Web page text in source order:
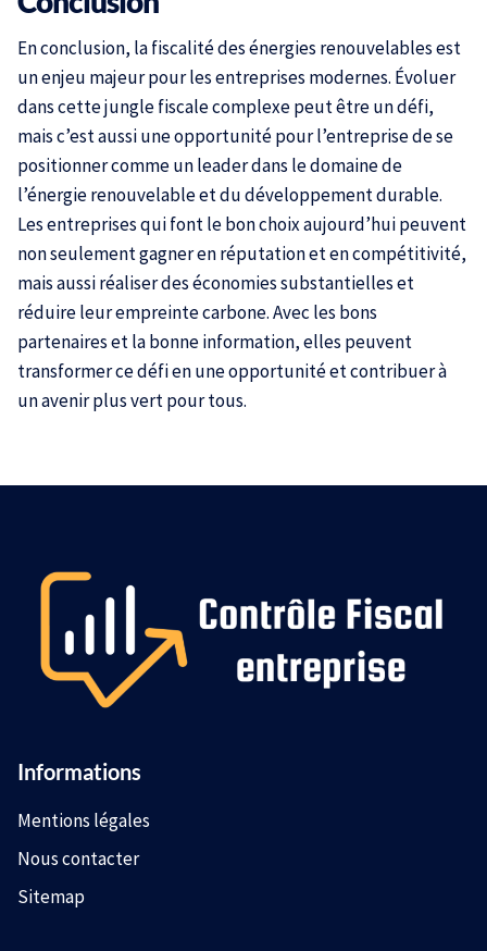
En conclusion, la fiscalité des énergies renouvelables est
un enjeu majeur pour les entreprises modernes. Évoluer
dans cette jungle fiscale complexe peut être un défi,
mais c’est aussi une opportunité pour l’entreprise de se
positionner comme un leader dans le domaine de
l’énergie renouvelable et du développement durable.
Les entreprises qui font le bon choix aujourd’hui peuvent
non seulement gagner en réputation et en compétitivité,
mais aussi réaliser des économies substantielles et
réduire leur empreinte carbone. Avec les bons
partenaires et la bonne information, elles peuvent
transformer ce défi en une opportunité et contribuer à
un avenir plus vert pour tous.
Informations
Mentions légales
Nous contacter
Sitemap